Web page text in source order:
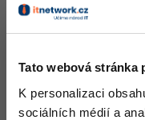
Tato webová stránka
K personalizaci
sociálních médií a
Copywriter
SEO
Algoritmy
Pro děti
Odpovědět